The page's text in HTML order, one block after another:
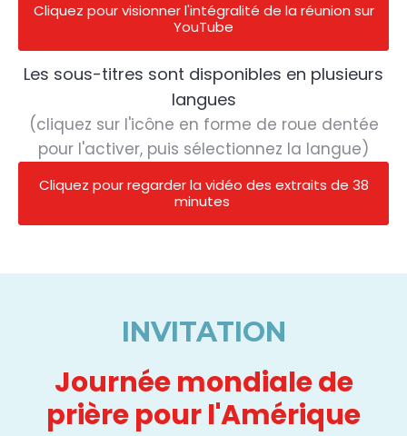
Cliquez pour visionner l'intégralité de la réunion sur
YouTube
Les sous-titres sont disponibles en plusieurs
langues
(cliquez sur l'icône en forme de roue dentée
pour l'activer, puis sélectionnez la langue)
Cliquez pour regarder la vidéo des extraits de 38
minutes
INVITATION
Journée mondiale de
prière pour l'Amérique